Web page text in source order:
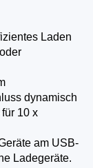
Laden
dynamisch
10 x
am USB-
Ladegeräte.